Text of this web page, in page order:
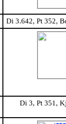
Di 3.642, Pt 352,
Di 3, Pt 351,